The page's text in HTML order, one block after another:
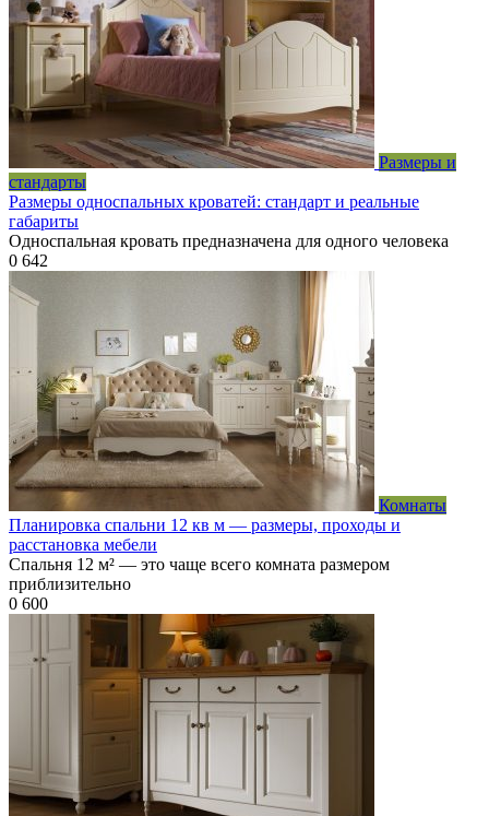
Размеры и
стандарты
Размеры односпальных кроватей: стандарт и реальные
габариты
Односпальная кровать предназначена для одного человека
0 642
Комнаты
Планировка спальни 12 кв м — размеры, проходы и
расстановка мебели
Спальня 12 м² — это чаще всего комната размером
приблизительно
0 600